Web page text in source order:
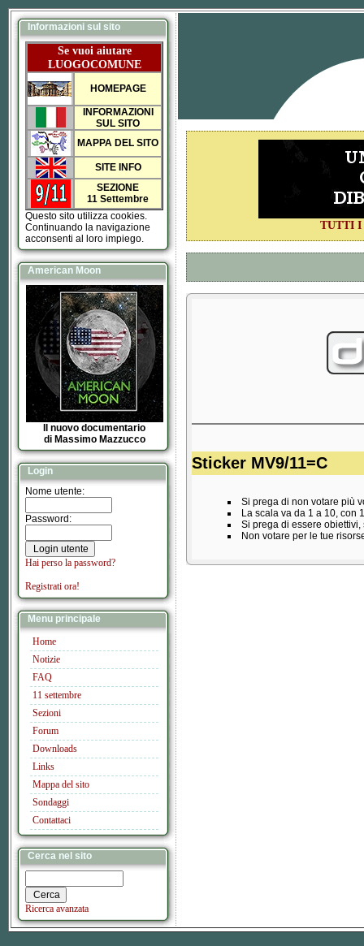
Informazioni sul sito
Se vuoi aiutare
LUOGOCOMUNE
HOMEPAGE
INFORMAZIONI
SUL SITO
MAPPA DEL SITO
SITE INFO
SEZIONE
11 Settembre
Questo sito utilizza cookies.
Continuando la navigazione
acconsenti al loro impiego.
American Moon
Il nuovo documentario
di Massimo Mazzucco
Login
Nome utente:
Password:
Hai perso la password?
Registrati ora!
Menu principale
Home
Notizie
FAQ
11 settembre
Sezioni
Forum
Downloads
Links
Mappa del sito
Sondaggi
Contattaci
Cerca nel sito
Ricerca avanzata
TUTTI I
Sticker MV9/11=C
Si prega di non votare più
La scala va da 1 a 10, con
Si prega di essere
Non votare per le tue